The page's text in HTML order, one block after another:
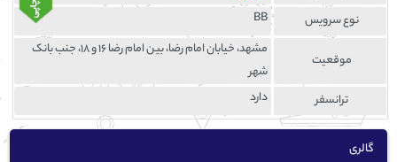
نوع سرویس
BB
موقعيت
مشهد، خیابان امام رضا، بین امام رضا ۱۶ و ۱۸، جنب بانک
شهر
ترانسفر
دارد
گالری